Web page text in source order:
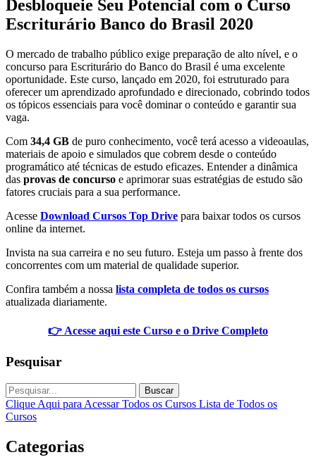
Desbloqueie Seu Potencial com o Curso
Escriturário Banco do Brasil 2020
O mercado de trabalho público exige preparação de alto nível, e o
concurso para Escriturário do Banco do Brasil é uma excelente
oportunidade. Este curso, lançado em 2020, foi estruturado para
oferecer um aprendizado aprofundado e direcionado, cobrindo todos
os tópicos essenciais para você dominar o conteúdo e garantir sua
vaga.
Com 34,4 GB de puro conhecimento, você terá acesso a videoaulas,
materiais de apoio e simulados que cobrem desde o conteúdo
programático até técnicas de estudo eficazes. Entender a dinâmica
das provas de concurso e aprimorar suas estratégias de estudo são
fatores cruciais para a sua performance.
Acesse Download Cursos Top Drive para baixar todos os cursos
online da internet.
Invista na sua carreira e no seu futuro. Esteja um passo à frente dos
concorrentes com um material de qualidade superior.
Confira também a nossa lista completa de todos os cursos
atualizada diariamente.
👉 Acesse aqui este Curso e o Drive Completo
Pesquisar
Buscar
Clique Aqui para Acessar Todos os Cursos Lista de Todos os
Cursos
Categorias